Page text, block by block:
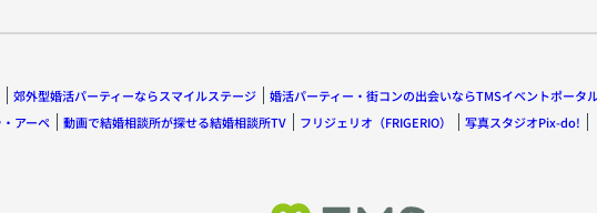
郊外型婚活パーティーならスマイルステージ
婚活パーティー・街コンの出会いならTMSイベントポータ
アーペ 動画で結婚相談所が探せる結婚相談所TV フリジェリオ（FRIGERIO） 写真スタジオPix-do!